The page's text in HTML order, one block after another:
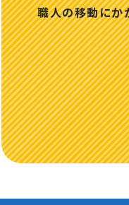
職人の移動に